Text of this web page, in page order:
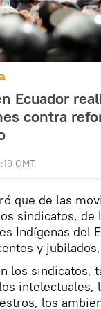
Ecuador
contra
GMT
que de las
sindicatos, de
Indígenas del
y
los sindicatos,
intelectuales,
los